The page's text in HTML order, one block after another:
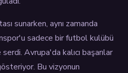
sunarken, aynı zamanda
sadece bir futbol kulübü
Avrupa'da kalıcı başarılar
Bu vizyonun